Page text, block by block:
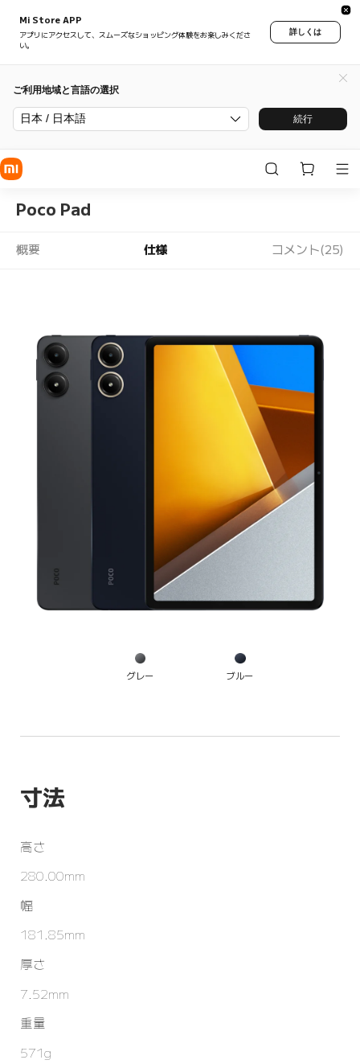
Mi Store APP
アプリにアクセスして、スムーズなショッピング体験をお楽しみくださ
い。
詳しくは
ご利用地域と言語の選択
日本 / 日本語 続行
Poco Pad
概要 仕様 コメント(25)
グレー ブルー
寸法
高さ
280.00mm
幅
181.85mm
厚さ
7.52mm
重量
571g